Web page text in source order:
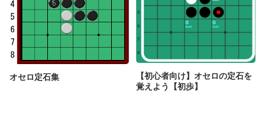
オセロ定石集
【初心者向け】オセロの定石を
覚えよう【初歩】